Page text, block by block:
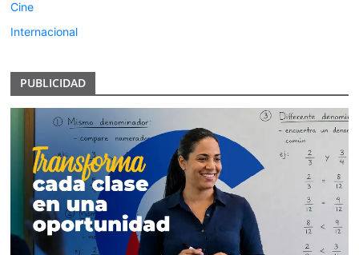
Cine
Internacional
PUBLICIDAD